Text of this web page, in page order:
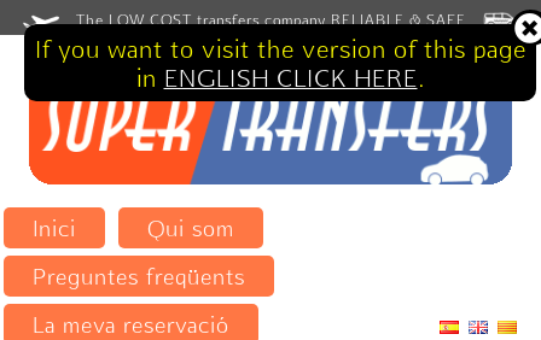
The LOW COST transfers company RELIABLE & SAFE
Inici
Qui som
Preguntes freqüents
La meva reservació
If you want to visit the version of this page
in ENGLISH CLICK HERE.